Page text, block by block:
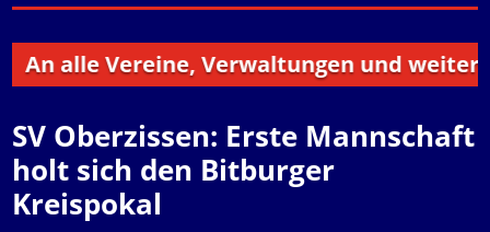
Vereine, Verwaltungen und weitere
SV Oberzissen: Erste Mannschaft
holt sich den Bitburger
Kreispokal